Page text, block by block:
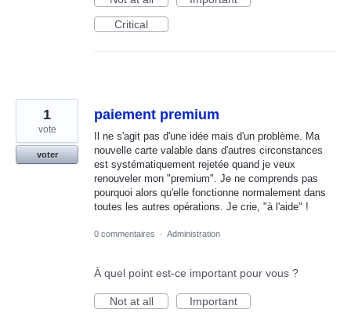
Critical
paiement premium
Il ne s'agit pas d'une idée mais d'un problème. Ma
nouvelle carte valable dans d'autres circonstances
est systématiquement rejetée quand je veux
renouveler mon "premium". Je ne comprends pas
pourquoi alors qu'elle fonctionne normalement dans
toutes les autres opérations. Je crie, "à l'aide" !
1
vote
voter
0 commentaires · Administration
À quel point est-ce important pour vous ?
Not at all
Important